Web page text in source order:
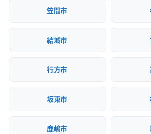
いる優良な業者を選ぶ
笠間市
結城市
行方市
坂東市
鹿嶋市